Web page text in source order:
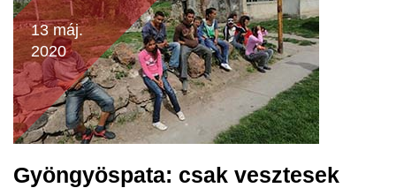
13 máj.
2020
Gyöngyöspata: csak vesztesek